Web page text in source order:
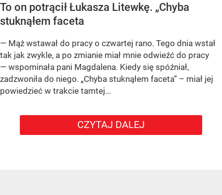
To on potrącił Łukasza Litewkę. „Chyba
stuknąłem faceta
— Mąż wstawał do pracy o czwartej rano. Tego dnia wstał
tak jak zwykle, a po zmianie miał mnie odwieźć do pracy
— wspominała pani Magdalena. Kiedy się spóźniał,
zadzwoniła do niego. „Chyba stuknąłem faceta” – miał jej
powiedzieć w trakcie tamtej...
CZYTAJ DALEJ